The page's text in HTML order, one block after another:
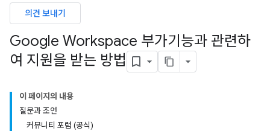
의견 보내기
Google Workspace 부가기능과 관련하
여 지원을 받는 방법
이 페이지의 내용
질문과 조언
커뮤니티 포럼 (공식)